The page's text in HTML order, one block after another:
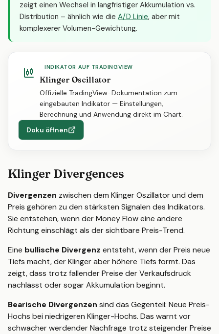
zeigt einen Wechsel in langfristiger Akkumulation vs.
Distribution – ähnlich wie die A/D Linie, aber mit
komplexerer Volumen-Gewichtung.
INDIKATOR AUF TRADINGVIEW
Klinger Oscillator
Offizielle TradingView-Dokumentation zum
eingebauten Indikator — Einstellungen,
Berechnung und Anwendung direkt im Chart.
Doku öffnen
Klinger Divergences
Divergenzen zwischen dem Klinger Oszillator und dem
Preis gehören zu den stärksten Signalen des Indikators.
Sie entstehen, wenn der Money Flow eine andere
Richtung einschlägt als der sichtbare Preis-Trend.
Eine bullische Divergenz entsteht, wenn der Preis neue
Tiefs macht, der Klinger aber höhere Tiefs formt. Das
zeigt, dass trotz fallender Preise der Verkaufsdruck
nachlässt oder sogar Akkumulation beginnt.
Bearische Divergenzen sind das Gegenteil: Neue Preis-
Hochs bei niedrigeren Klinger-Hochs. Das warnt vor
schwächer werdender Nachfrage trotz steigender Preise